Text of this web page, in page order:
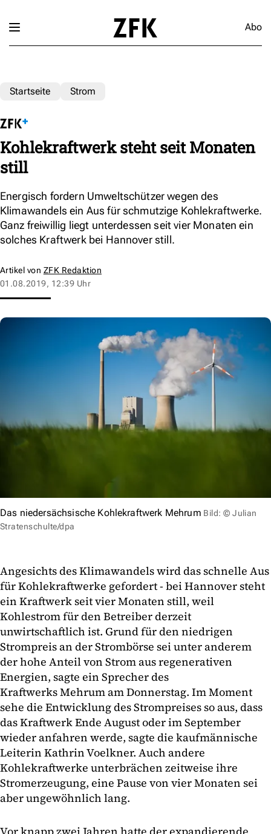
Abo
Startseite Strom
Kohlekraftwerk steht seit Monaten
still
Energisch fordern Umweltschützer wegen des
Klimawandels ein Aus für schmutzige Kohlekraftwerke.
Ganz freiwillig liegt unterdessen seit vier Monaten ein
solches Kraftwerk bei Hannover still.
Artikel von ZFK Redaktion
01.08.2019, 12:39 Uhr
Das niedersächsische Kohlekraftwerk Mehrum Bild: © Julian
Stratenschulte/dpa
Angesichts des Klimawandels wird das schnelle Aus
für Kohlekraftwerke gefordert - bei Hannover steht
ein Kraftwerk seit vier Monaten still, weil
Kohlestrom für den Betreiber derzeit
unwirtschaftlich ist. Grund für den niedrigen
Strompreis an der Strombörse sei unter anderem
der hohe Anteil von Strom aus regenerativen
Energien, sagte ein Sprecher des
Kraftwerks Mehrum am Donnerstag. Im Moment
sehe die Entwicklung des Strompreises so aus, dass
das Kraftwerk Ende August oder im September
wieder anfahren werde, sagte die kaufmännische
Leiterin Kathrin Voelkner. Auch andere
Kohlekraftwerke unterbrächen zeitweise ihre
Stromerzeugung, eine Pause von vier Monaten sei
aber ungewöhnlich lang.